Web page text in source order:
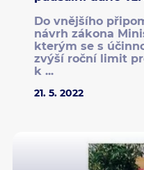
Do vnějšího
návrh zákona
kterým se s
zvýší roční limit
k ...
21. 5. 2022